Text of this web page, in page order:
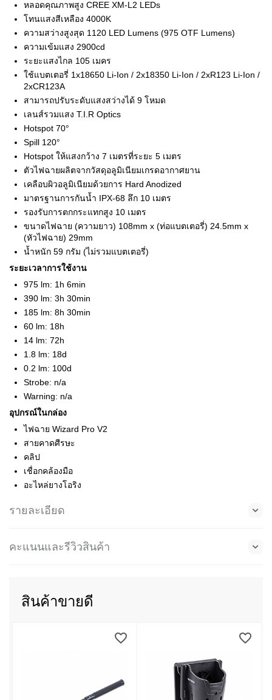
หลอดคุณภาพสูง CREE XM-L2 LEDs
โทนแสงสีเหลือง 4000K
ความสว่างสูงสุด 1120 LED Lumens (975 OTF Lumens)
ความเข้มแสง 2900cd
ระยะแสงไกล 105 เมคร
ใช้แบตเตอรี่ 1x18650 Li-Ion / 2x18350 Li-Ion / 2xR123 Li-Ion /
2xCR123A
สามารถปรับระดับแสงสว่างได้ 9 โหมด
เลนส์รวมแสง T.I.R Optics
Hotspot 70°
Spill 120°
Hotspot ให้แสงกว้าง 7 เมตรที่ระยะ 5 เมตร
ตัวไฟฉายผลิตจากวัสดุอลูมิเนียมเกรดอากาศยาน
เคลือบผิวอลูมิเนียมด้วยการ Hard Anodized
มาตรฐานการกันน้ำ IPX-68 ลึก 10 เมตร
รองรับการตกกระแทกสูง 10 เมตร
ขนาดไฟฉาย (ความยาว) 108mm x (ท่อแบตเตอรี่) 24.5mm x
(หัวไฟฉาย) 29mm
น้ำหนัก 59 กรัม (ไม่รวมแบตเตอรี่)
ระยะเวลาการใช้งาน
975 lm: 1h 6min
390 lm: 3h 30min
185 lm: 8h 30min
60 lm: 18h
14 lm: 72h
1.8 lm: 18d
0.2 lm: 100d
Strobe: n/a
Warning: n/a
อุปกรณ์ในกล่อง
ไฟฉาย Wizard Pro V2
สายคาดศีรษะ
คลิป
เชื่อกคล้องมือ
อะไหล่ยางโอริง
รายละเอียด
คะแนนและรีวิวสินค้า
สินค้าขายดี